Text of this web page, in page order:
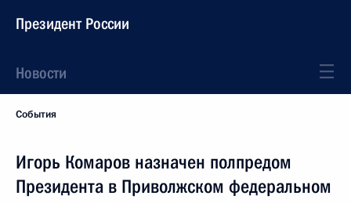
Президент России
Новости
События
Игорь Комаров назначен полпредом
Президента в Приволжском федеральном